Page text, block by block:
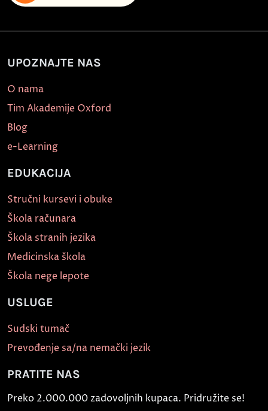
UPOZNAJTE NAS
O nama
Tim Akademije Oxford
Blog
e-Learning
EDUKACIJA
Stručni kursevi i obuke
Škola računara
Škola stranih jezika
Medicinska škola
Škola nege lepote
USLUGE
Sudski tumač
Prevođenje sa/na nemački jezik
PRATITE NAS
Preko 2.000.000 zadovoljnih kupaca. Pridružite se!